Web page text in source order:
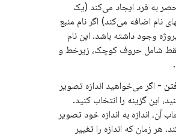
به فرد ایجاد می‌کند (یک
نام اضافه می‌کند) اگر نام منبع
وجود داشته باشد. این نام
شامل حروف کوچک، زیرخط و
- اگر می‌خواهید اندازه تصویر
این گزینه را انتخاب کنید.
آن، اندازه به اندازه خود تصویر
هر زمان که اندازه را تغییر